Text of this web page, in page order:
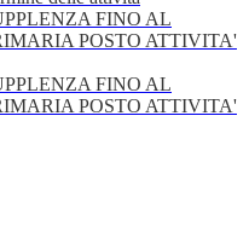
FINO AL
POSTO ATTIVITA'
FINO AL
POSTO ATTIVITA'